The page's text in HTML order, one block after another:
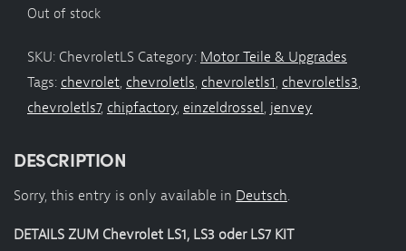
Shop
Appointment
Out of stock
SKU: ChevroletLS Category: Motor Teile & Upgrades
Tags: chevrolet, chevroletls, chevroletls1, chevroletls3,
chevroletls7, chipfactory, einzeldrossel, jenvey
DESCRIPTION
Sorry, this entry is only available in Deutsch.
DETAILS ZUM Chevrolet LS1, LS3 oder LS7 KIT